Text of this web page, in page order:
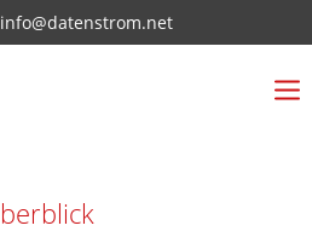
info@datenstrom.net